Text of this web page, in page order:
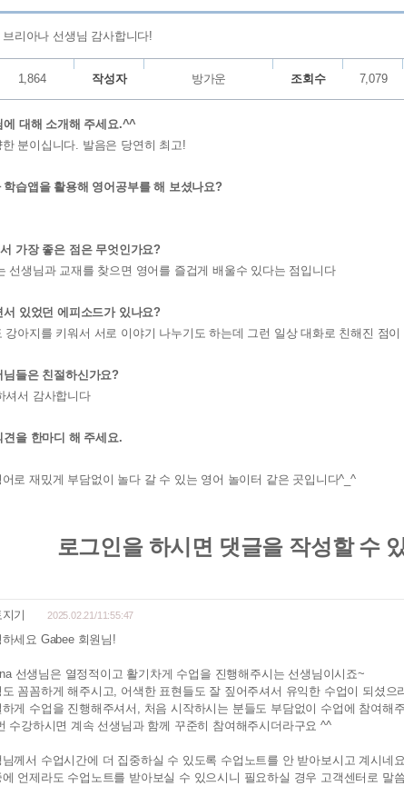
브리아나 선생님 감사합니다!
1,864 작성자 방가운 조회수 7,079
에 대해 소개해 주세요.^^
분이십니다. 발음은 당연히 최고!
학습앱을 활용해 영어공부를 해 보셨나요?
가장 좋은 점은 무엇인가요?
선생님과 교재를 찾으면 영어를 즐겁게 배울수 있다는 점입니다
서 있었던 에피소드가 있나요?
강아지를 키워서 서로 이야기 나누기도 하는데 그런 일상 대화로 친해진 점이
들은 친절하신가요?
셔서 감사합니다
견을 한마디 해 주세요.
로 재밌게 부담없이 놀다 갈 수 있는 영어 놀이터 같은 곳입니다^_^